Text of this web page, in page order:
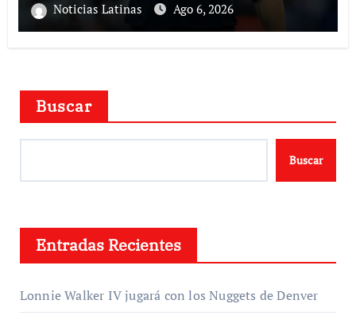
Noticias Latinas Ago 6, 2026
Buscar
Buscar
Entradas Recientes
Lonnie Walker IV jugará con los Nuggets de Denver